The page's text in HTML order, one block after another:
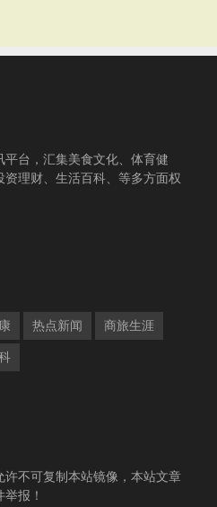
台，汇集美食文化、体育健
理财、生活百科、等多方面权
热点新闻 商旅生涯
不可复制本站镜像，本站文章
报！